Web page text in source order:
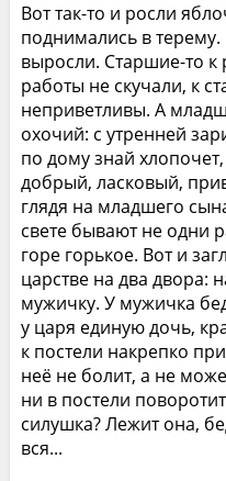
Вот так-то и росли
поднимались в
выросли. Старшие-то к
работы не скучали, к
неприветливы. А
охочий: с утренней
по дому знай
добрый, ласковый,
глядя на младшего
свете бывают не одни
горе горькое. Вот и
царстве на два двора:
мужичку. У мужичка
у царя единую дочь,
к постели накрепко
неё не болит, а не
ни в постели
силушка? Лежит она,
вся...